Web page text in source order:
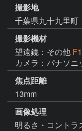
撮影地
千葉県九十九里町
撮影機材
望遠鏡：その他
カメラ：パナソニ
焦点距離
13mm
画像処理
明るさ・コント